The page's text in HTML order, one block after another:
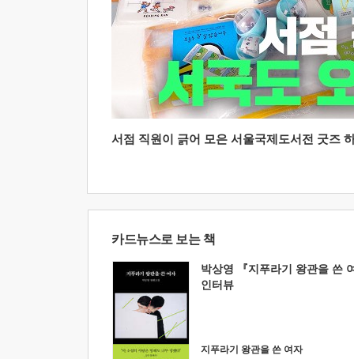
서점 직원이 긁어 모은 서울국제도서전 굿즈
카드뉴스로 보는 책
박상영 『지푸라기 왕관을 쓴
인터뷰
지푸라기 왕관을 쓴 여자